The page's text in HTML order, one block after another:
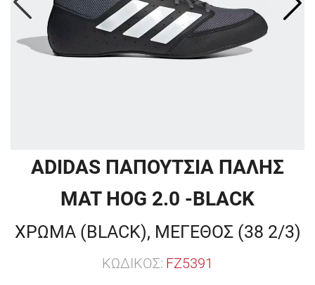
ADIDAS ΠΑΠΟΥΤΣΙΑ ΠΑΛΗΣ
MAT HOG 2.0 -BLACK
ΧΡΩΜΑ (BLACK), ΜΕΓΕΘΟΣ (38 2/3)
ΚΩΔΙΚΟΣ: FZ5391